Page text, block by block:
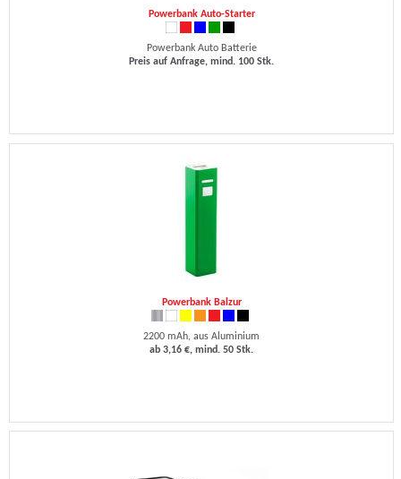
Powerbank Auto-Starter
Powerbank Auto Batterie
Preis auf Anfrage, mind. 100 Stk.
Powerbank Balzur
2200 mAh, aus Aluminium
ab 3,16 €, mind. 50 Stk.